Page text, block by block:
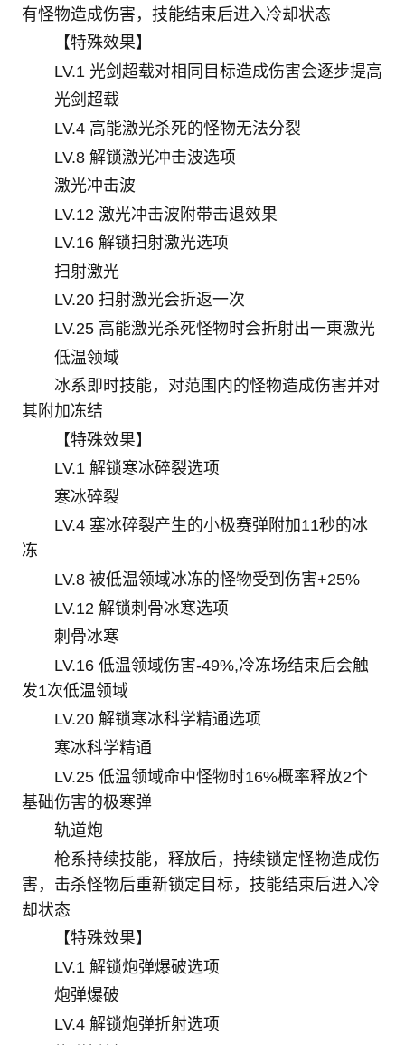
有怪物造成伤害，技能结束后进入冷却状态
【特殊效果】
LV.1 光剑超载对相同目标造成伤害会逐步提高
光剑超载
LV.4 高能激光杀死的怪物无法分裂
LV.8 解锁激光冲击波选项
激光冲击波
LV.12 激光冲击波附带击退效果
LV.16 解锁扫射激光选项
扫射激光
LV.20 扫射激光会折返一次
LV.25 高能激光杀死怪物时会折射出一東激光
低温领域
冰系即时技能，对范围内的怪物造成伤害并对
其附加冻结
【特殊效果】
LV.1 解锁寒冰碎裂选项
寒冰碎裂
LV.4 塞冰碎裂产生的小极赛弹附加11秒的冰
冻
LV.8 被低温领域冰冻的怪物受到伤害+25%
LV.12 解锁刺骨冰寒选项
刺骨冰寒
LV.16 低温领域伤害-49%,冷冻场结束后会触
发1次低温领域
LV.20 解锁寒冰科学精通选项
寒冰科学精通
LV.25 低温领域命中怪物时16%概率释放2个
基础伤害的极寒弹
轨道炮
枪系持续技能，释放后，持续锁定怪物造成伤
害，击杀怪物后重新锁定目标，技能结束后进入冷
却状态
【特殊效果】
LV.1 解锁炮弹爆破选项
炮弹爆破
LV.4 解锁炮弹折射选项